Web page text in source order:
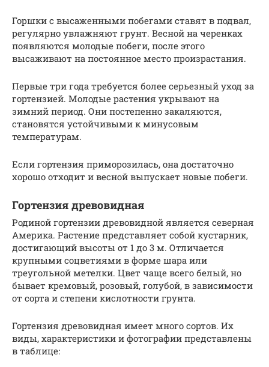
Горшки с высаженными побегами ставят в подвал,
регулярно увлажняют грунт. Весной на черенках
появляются молодые побеги, после этого
высаживают на постоянное место произрастания.
Первые три года требуется более серьезный уход за
гортензией. Молодые растения укрывают на
зимний период. Они постепенно закаляются,
становятся устойчивыми к минусовым
температурам.
Если гортензия приморозилась, она достаточно
хорошо отходит и весной выпускает новые побеги.
Гортензия древовидная
Родиной гортензии древовидной является северная
Америка. Растение представляет собой кустарник,
достигающий высоты от 1 до 3 м. Отличается
крупными соцветиями в форме шара или
треугольной метелки. Цвет чаще всего белый, но
бывает кремовый, розовый, голубой, в зависимости
от сорта и степени кислотности грунта.
Гортензия древовидная имеет много сортов. Их
виды, характеристики и фотографии представлены
в таблице: